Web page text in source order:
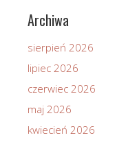
Archiwa
sierpień 2026
lipiec 2026
czerwiec 2026
maj 2026
kwiecień 2026